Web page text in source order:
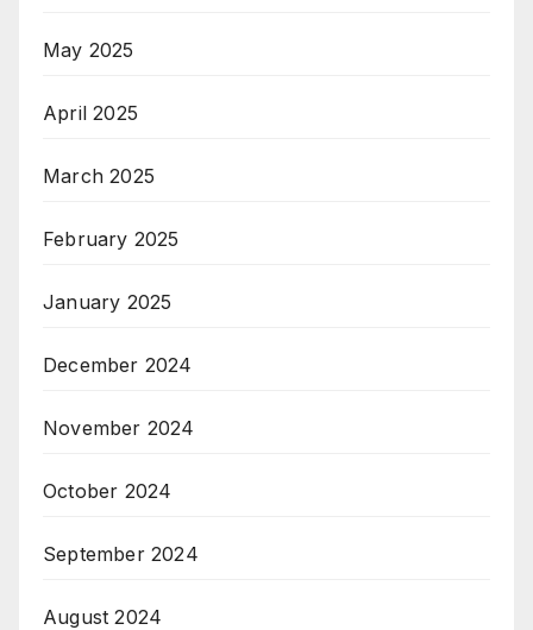
May 2025
April 2025
March 2025
February 2025
January 2025
December 2024
November 2024
October 2024
September 2024
August 2024